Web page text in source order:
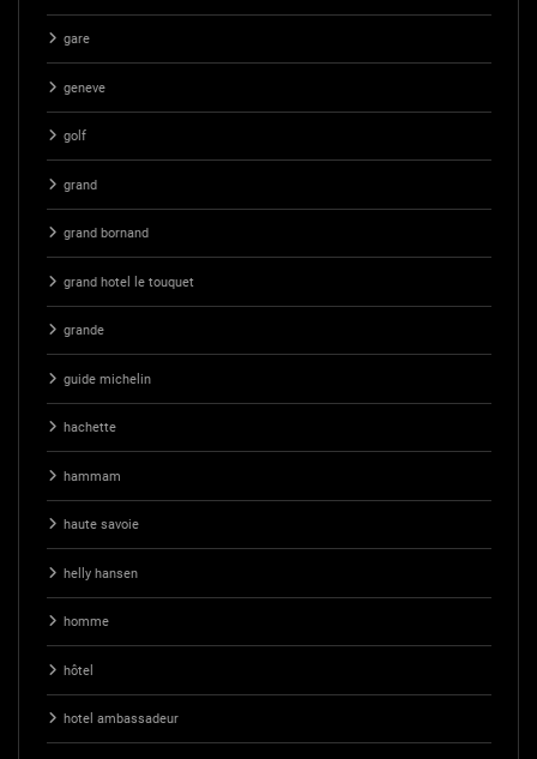
gare
geneve
golf
grand
grand bornand
grand hotel le touquet
grande
guide michelin
hachette
hammam
haute savoie
helly hansen
homme
hôtel
hotel ambassadeur